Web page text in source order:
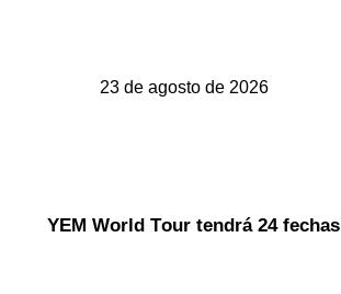
23 de agosto de 2026
YEM WorldTourtendrá 24 fechas